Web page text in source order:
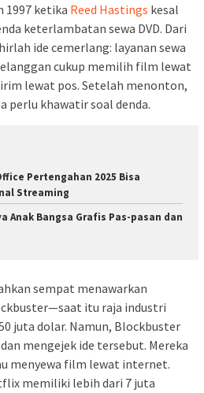
1997 ketika Reed Hastings kesal
keterlambatan sewa DVD. Dari
ide cemerlang: layanan sewa
cukup memilih film lewat
lewat pos. Setelah menonton,
perlu khawatir soal denda.
Pertengahan 2025 Bisa
Streaming
Anak Bangsa Grafis Pas-pasan dan
sempat menawarkan
itu raja industri
juta dolar. Namun, Blockbuster
mengejek ide tersebut. Mereka
menyewa film lewat internet.
memiliki lebih dari 7 juta